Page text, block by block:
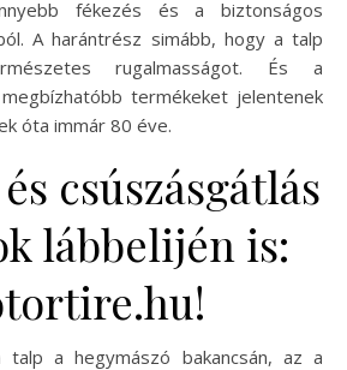
fékezés és a biztonságos
A harántrész simább, hogy a talp
rugalmasságot. És a
termékeket jelentenek
óta immár 80 éve.
csúszásgátlás
lábbelijén is:
a hegymászó bakancsán, az a